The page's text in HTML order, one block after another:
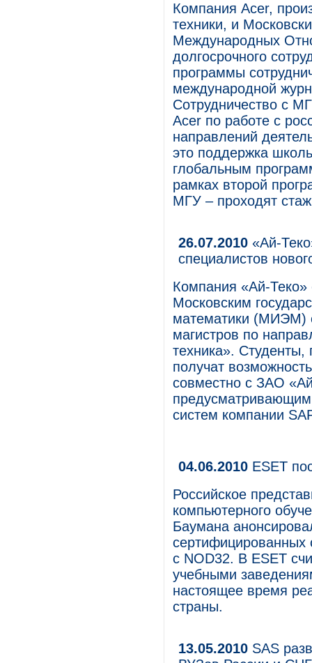
Компания Acer,
техники, и
Международных
долгосрочного
программы
международной
Сотрудничество с
Acer по работе с
направлений
это поддержка
глобальным
рамках второй
МГУ – проходят
26.07.2010 «Ай-
специалистов
Компания «Ай-Теко»
Московским
математики (МИЭМ)
магистров по
техника». Студенты,
получат
совместно с ЗАО
систем компании
04.06.2010 ESET
Российское
компьютерного
Баумана
сертифицированных
с NOD32. В ESET
учебными
настоящее время
страны.
13.05.2010 SAS